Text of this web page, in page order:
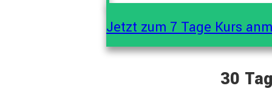
Jetzt zum 7 Tage Kurs
30